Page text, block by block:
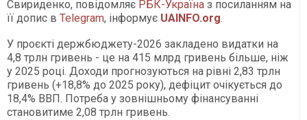
Свириденко, повідомляє РБК-Україна з посиланням на
її допис в Telegram, інформує UAINFO.org.
У проєкті держбюджету-2026 закладено видатки на
4,8 трлн гривень - це на 415 млрд гривень більше, ніж
у 2025 році. Доходи прогнозуються на рівні 2,83 трлн
гривень (+18,8% до 2025 року), дефіцит очікується до
18,4% ВВП. Потреба у зовнішньому фінансуванні
становитиме 2,08 трлн гривень.